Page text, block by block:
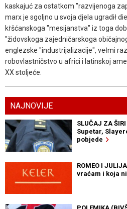
kaskajuć za ostatkom "razvijenoga
marx je sgoljno u svoja djela ugradił
kṙšćanskoga "mesijanstva" iz toga
"židovskoga zajedničarskoga
englezske "industrijalizacije", vełmi
robovlastničstvo u africi i latinskoj
XX stoljeće.
NAJNOVIJE
SLUČAJ ZA
Supetar,
pobjede
ROMEO I
vraćam i koja